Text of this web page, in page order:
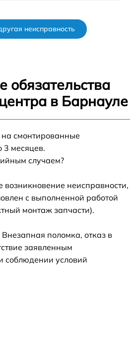
неисправность
обязательства
в Барнауле
на смонтированные
месяцев.
случаем?
возникновение неисправности,
с выполненной работой
монтаж запчасти).
поломка, отказ в
заявленным
соблюдении условий